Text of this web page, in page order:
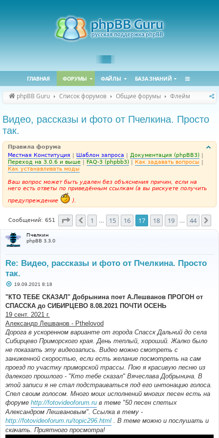
ГЛАВНАЯ ФОРУМЫ ФАЙЛЫ БАЗА ЗНАНИЙ
phpBB Guru Список форумов Общие форумы Флейм
Видео, рассказы и фото от Пчелкина. Просто
так.
Правила форума
Местная Конституция | Шаблон запроса | Документация (phpBB3) |
Переход на 3.0.6 и выше | FAQ-3 (phpbb3) | Как задавать вопросы |
Как устанавливать моды
Ваш вопрос может быть удален без объяснения причин, если на
него есть ответы по приведённым ссылкам (а вы рискуете получить
предупреждение
).
Сообщений: 651 Страница17 из 44
Пред.
1 15 16 17 18 19 44
Пчелкин
phpBB 3.3.0
Re: Видео, рассказы и фото от Пчелкина. Просто
так.
С
о
б
щ
е
н
и
е
19.09.2021 8:18
"КТО ТЕБЕ СКАЗАЛ" Добрынина поет А.Лешванов ПРОГОН от
СПАССКА до СИБИРЦЕВО 8.08.2021 ПОЧТИ ОСЕНЬ
19 сент. 2021 г.
Александр Лешванов - Pthelovod
Дорога в ускоренном варианте от города Спасск Дальний до села
Сибирцево Приморского края. День теплый, хороший. Жалко было
не показать эту видеозапись. Видео можно смотреть с
заниженной скоростью, если есть желание посмотреть на сам
проезд по участку приморской трассы. Пою я красивую песню из
далекого прошлого - "Кто тебе сказал" Вячеслава Добрынина. В
этой записи я не стал подстраиваться под его интонацию голоса.
Спел своим голосом. Много моих исполнений многих песен есть на
форуме http://fotovideoforum.ru в теме "50 песен спетых
Александром Лешвановым". Ссылка в тему -
http://fotovideoforum.ru/topic296.html . В теме можно и послушать и
скачать. Приятного просмотра!